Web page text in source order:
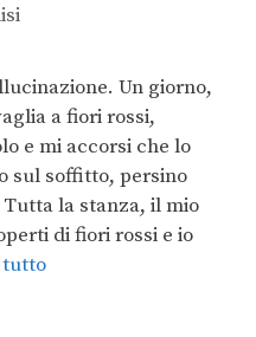
Un giorno,
a fiori rossi,
e mi accorsi che lo
sul soffitto, persino
la stanza, il mio
di fiori rossi e io